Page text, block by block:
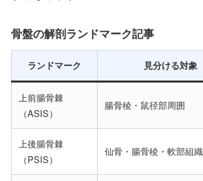
骨盤の解剖ランドマーク記事
ランドマーク 見分ける対象
上前腸骨棘
（ASIS）
腸骨稜・鼠径部周囲
上後腸骨棘
（PSIS）
仙骨・腸骨稜・軟部組織